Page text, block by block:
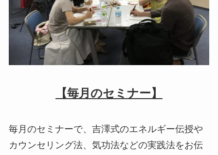
【毎月のセミナー】
毎月のセミナーで、吉澤式のエネルギー伝授や
カウンセリング法、気功法などの実践法をお伝